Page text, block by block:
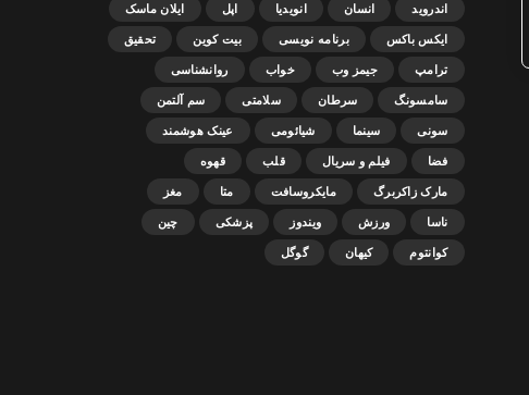
اندروید انسان انویدیا اپل ایلان ماسک
ایکس باکس برنامه نویسی بیت کوین تحقیق
ترامپ جیمز وب خواب روانشناسی
سامسونگ سرطان سلامتی سم آلتمن
سونی سینما شیائومی عینک هوشمند
فضا فیلم و سریال قلب قهوه
مارک زاکربرگ مایکروسافت متا مغز
ناسا ورزش ویندوز پزشکی چین
کوانتوم کیهان گوگل